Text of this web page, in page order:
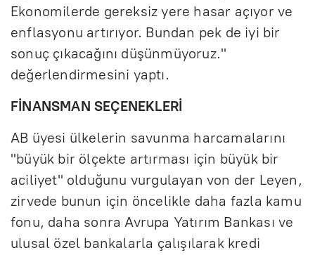
Ekonomilerde gereksiz yere hasar açıyor ve
enflasyonu artırıyor. Bundan pek de iyi bir
sonuç çıkacağını düşünmüyoruz."
değerlendirmesini yaptı.
FİNANSMAN SEÇENEKLERİ
AB üyesi ülkelerin savunma harcamalarını
"büyük bir ölçekte artırması için büyük bir
aciliyet" olduğunu vurgulayan von der Leyen,
zirvede bunun için öncelikle daha fazla kamu
fonu, daha sonra Avrupa Yatırım Bankası ve
ulusal özel bankalarla çalışılarak kredi